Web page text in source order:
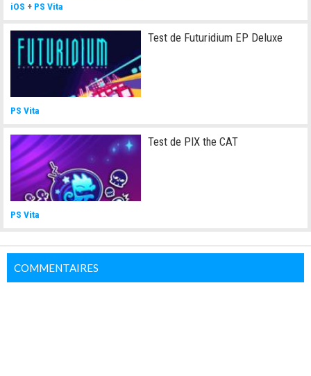
iOS + PS Vita
Test de Futuridium EP Deluxe
PS Vita
Test de PIX the CAT
PS Vita
COMMENTAIRES